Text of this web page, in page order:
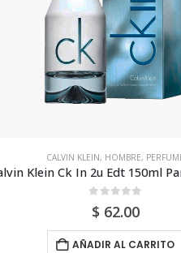
CALVIN KLEIN, HOMBRE,
out of 5
$ 62.00
AÑADIR AL CARRITO